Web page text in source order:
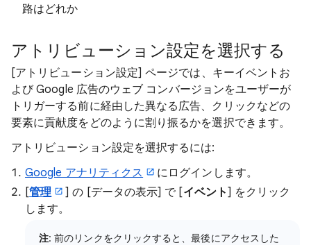
路はどれか
アトリビューション設定を選択する
[アトリビューション設定] ページでは、キーイベントお
よび Google 広告のウェブ コンバージョンをユーザーが
トリガーする前に経由した異なる広告、クリックなどの
要素に貢献度をどのように割り振るかを選択できます。
アトリビューション設定を選択するには:
Google アナリティクス
にログインします。
[管理 ] の [データの表示] で [イベント] をクリック
します。
注: 前のリンクをクリックすると、最後にアクセスした